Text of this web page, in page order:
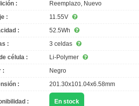
:
Reemplazo, Nuevo
:
11.55V
:
52.5Wh
:
3 celdas
célula :
Li-Polymer
:
Negro
:
201.30x101.04x6.58mm
: En stock